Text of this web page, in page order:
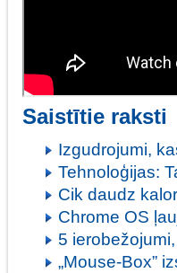
Saistītie raksti
Izgudrojumi,
Tehnoloģijas:
Cik daudz
Chrome OS
5
„Mouse-Box”